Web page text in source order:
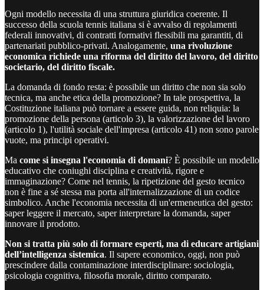
Ogni modello necessita di una struttura giuridica coerente. Il
successo della scuola tennis italiana si è avvalso di regolamenti
federali innovativi, di contratti formativi flessibili ma garantiti, di
partenariati pubblico-privati. Analogamente, una rivoluzione
economica richiede una riforma del diritto del lavoro, del diritto
societario, del diritto fiscale.
La domanda di fondo resta: è possibile un diritto che non sia solo
tecnica, ma anche etica della promozione? In tale prospettiva, la
Costituzione italiana può tornare a essere guida, non reliquia: la
promozione della persona (articolo 3), la valorizzazione del lavoro
(articolo 1), l'utilità sociale dell'impresa (articolo 41) non sono parole
vuote, ma principi operativi.
Ma come si insegna l'economia di domani? È possibile un modello
educativo che coniughi disciplina e creatività, rigore e
immaginazione? Come nel tennis, la ripetizione del gesto tecnico
non è fine a sé stessa ma porta all'internalizzazione di un codice
simbolico. Anche l'economia necessita di un'ermeneutica del gesto:
saper leggere il mercato, saper interpretare la domanda, saper
innovare il prodotto.
Non si tratta più solo di formare esperti, ma di educare artigiani
dell’intelligenza sistemica. Il sapere economico, oggi, non può
prescindere dalla contaminazione interdisciplinare: sociologia,
psicologia cognitiva, filosofia morale, diritto comparato.